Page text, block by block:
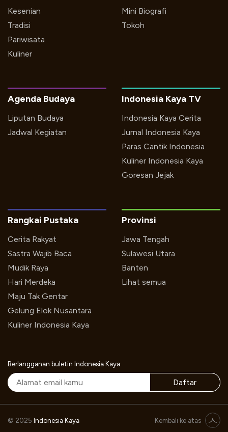
Kesenian
Tradisi
Pariwisata
Kuliner
Mini Biografi
Tokoh
Indonesia Kaya TV
Indonesia Kaya Cerita
Jurnal Indonesia Kaya
Paras Cantik Indonesia
Kuliner Indonesia Kaya
Goresan Jejak
Agenda Budaya
Liputan Budaya
Jadwal Kegiatan
Rangkai Pustaka
Cerita Rakyat
Sastra Wajib Baca
Mudik Raya
Hari Merdeka
Maju Tak Gentar
Gelung Elok Nusantara
Kuliner Indonesia Kaya
Provinsi
Jawa Tengah
Sulawesi Utara
Banten
Lihat semua
Berlangganan buletin Indonesia Kaya
Daftar
© 2025 Indonesia Kaya Kembali ke atas